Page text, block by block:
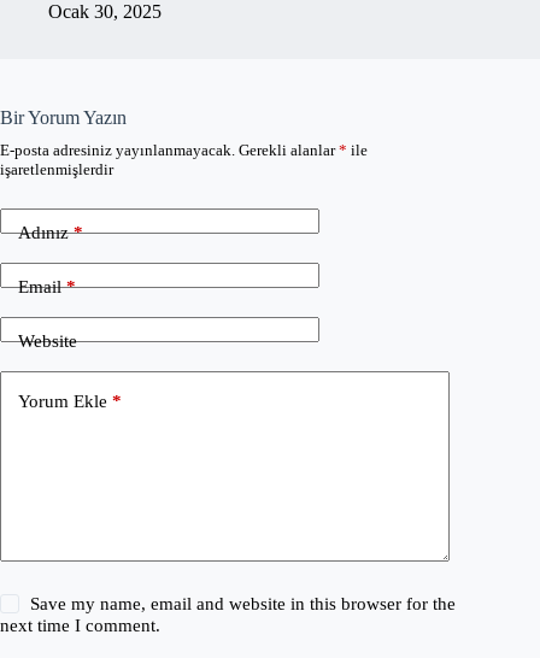
Ocak 30, 2025
Bir Yorum Yazın
E-posta adresiniz yayınlanmayacak. Gerekli alanlar* ile
işaretlenmişlerdir
Adınız*
Email*
Website
Yorum Ekle *
Save my name, email and website in this browser for the
next time I comment.